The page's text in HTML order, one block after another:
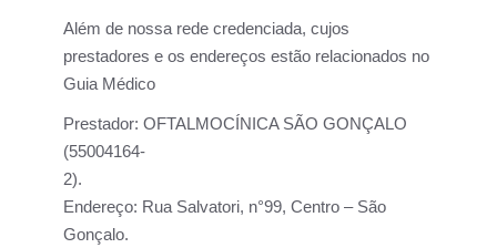
Além de nossa rede credenciada, cujos
prestadores e os endereços estão relacionados no
Guia Médico
Prestador: OFTALMOCÍNICA SÃO GONÇALO
(55004164-
2).
Endereço: Rua Salvatori, n°99, Centro – São
Gonçalo.